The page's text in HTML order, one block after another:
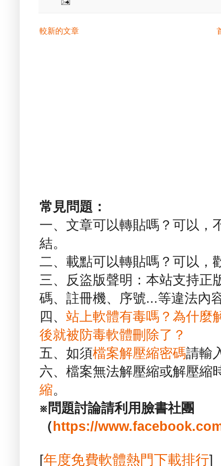
較新的文章
常見問題：
一、文章可以轉貼嗎？可以，
結。
二、載點可以轉貼嗎？可以，
三、反盜版聲明：本站支持正
碼、註冊機、序號...等違法內
四、 站上軟體有毒嗎？為什麼
後就被防毒軟體刪除了？
五、如須檔案解壓縮密碼請輸
六、檔案無法解壓縮或解壓縮
縮。
※問題討論請利用臉書社團
（ https://
[年度免費軟體熱門下載排行]